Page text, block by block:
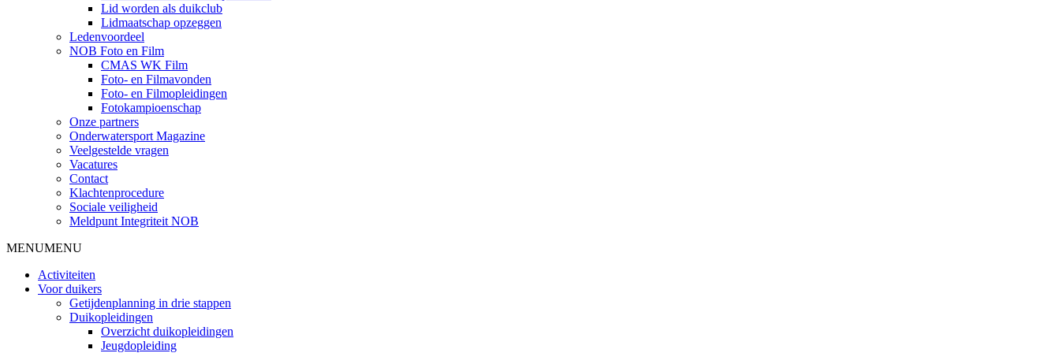
Lid worden als duikclub
Lidmaatschap opzeggen
Ledenvoordeel
NOB Foto en Film
CMAS WK Film
Foto- en Filmavonden
Foto- en Filmopleidingen
Fotokampioenschap
Onze partners
Onderwatersport Magazine
Veelgestelde vragen
Vacatures
Contact
Klachtenprocedure
Sociale veiligheid
Meldpunt Integriteit NOB
MENUMENU
Activiteiten
Voor duikers
Getijdenplanning in drie stappen
Duikopleidingen
Overzicht duikopleidingen
Jeugdopleiding